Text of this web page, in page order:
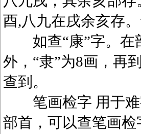
酉,八九在戌余亥存。
如查“康”字。在部
外，“隶”为8画，再
查到。
笔画检字 用于难
部首，可以查笔画检